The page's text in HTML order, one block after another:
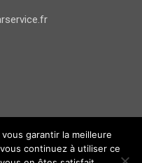
garantir la meilleure
continuez à utiliser ce